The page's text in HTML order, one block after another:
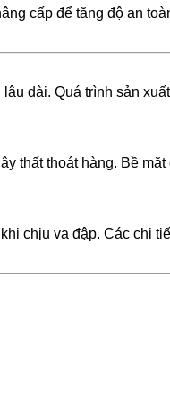
cấp để tăng độ an
dài. Quá trình sản
thất thoát hàng. Bề
chịu va đập. Các chi